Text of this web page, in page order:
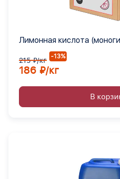
Лимонная кислота
215 ₽/кг -13%
186 ₽/кг
В